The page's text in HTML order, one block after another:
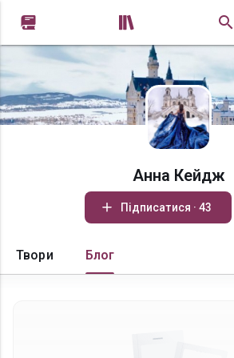

Анна Кейдж
Підписатися · 43
Твори Блог